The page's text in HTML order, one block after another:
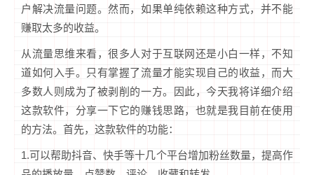
户解决流量问题。然而，如果单纯依赖这种方式，并不能
赚取太多的收益。
从流量思维来看，很多人对于互联网还是小白一样，不知
道如何入手。只有掌握了流量才能实现自己的收益，而大
多数人则成为了被剥削的一方。因此，今天我将详细介绍
这款软件，分享一下它的赚钱思路，也就是我目前在使用
的方法。首先，这款软件的功能：
1.可以帮助抖音、快手等十几个平台增加粉丝数量，提高作